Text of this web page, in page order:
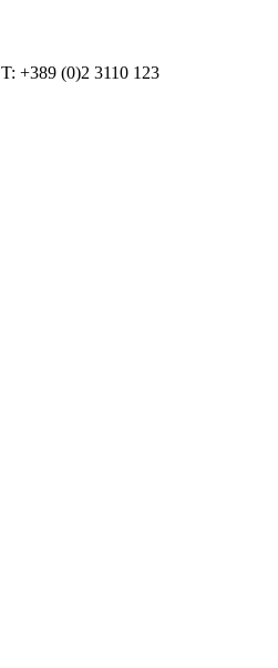
T: +389 (0)2 3110 123